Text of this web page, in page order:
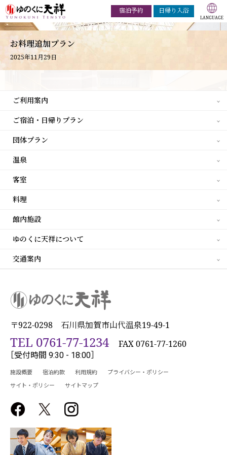
宿泊予約 日帰り入浴
お料理追加プラン
2025年11月29日
ご利用案内
ご宿泊・日帰りプラン
団体プラン
温泉
客室
料理
館内施設
ゆのくに天祥について
交通案内
〒922-0298 石川県加賀市山代温泉19-49-1
TEL 0761-77-1234
［受付時間 9:30 - 18:00］
FAX 0761-77-1260
施設概要 宿泊約款 利用規約
プライバシー・ポリシー
サイト・ポリシー
サイトマップ